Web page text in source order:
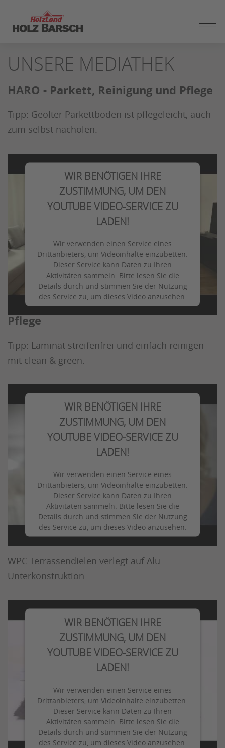
SEITENINHALT
SPRINGEN
UNSERE MEDIATHEK
HARO - Parkett, Reinigung und Pflege
Tipp: Geölter Parkettboden ist pflegeleicht, auch
zum selbst nachölen.
WIR BENÖTIGEN IHRE
ZUSTIMMUNG, UM DEN
YOUTUBE VIDEO-SERVICE ZU
LADEN!
Wir verwenden einen Service eines
Drittanbieters, um Videoinhalte einzubetten.
Dieser Service kann Daten zu Ihren
Aktivitäten sammeln. Bitte lesen Sie die
Details durch und stimmen Sie der Nutzung
des Service zu, um dieses Video anzusehen.
HARO - Laminatboden, Reinigung und
Pflege
Tipp: Laminat streifenfrei und einfach reinigen
mit clean & green.
WIR BENÖTIGEN IHRE
ZUSTIMMUNG, UM DEN
YOUTUBE VIDEO-SERVICE ZU
LADEN!
Wir verwenden einen Service eines
Drittanbieters, um Videoinhalte einzubetten.
Dieser Service kann Daten zu Ihren
Aktivitäten sammeln. Bitte lesen Sie die
Details durch und stimmen Sie der Nutzung
des Service zu, um dieses Video anzusehen.
Mehr Informationen
JODA - Montage einer Terrasse
WPC-Terrassendielen verlegt auf Alu-
Unterkonstruktion
WIR BENÖTIGEN IHRE
ZUSTIMMUNG, UM DEN
YOUTUBE VIDEO-SERVICE ZU
LADEN!
Wir verwenden einen Service eines
Drittanbieters, um Videoinhalte einzubetten.
Dieser Service kann Daten zu Ihren
Aktivitäten sammeln. Bitte lesen Sie die
Details durch und stimmen Sie der Nutzung
des Service zu, um dieses Video anzusehen.